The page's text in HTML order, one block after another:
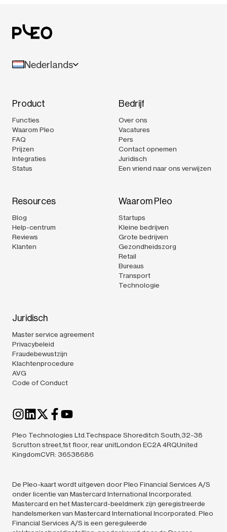
Nederlands
Product
Functies
Waarom Pleo
FAQ
Prijzen
Integraties
Status
Bedrijf
Over ons
Vacatures
Pers
Contact opnemen
Juridisch
Een vriend naar ons verwijzen
Resources
Blog
Help-centrum
Reviews
Klanten
Waarom Pleo
Startups
Kleine bedrijven
Grote bedrijven
Gezondheidszorg
Retail
Bureaus
Transport
Technologie
Juridisch
Master service agreement
Privacybeleid
Fraudebewustzijn
Klachtenprocedure
AVG
Code of Conduct
Pleo Technologies Ltd.Techspace Shoreditch South,32-38
Scrutton street,1st floor, rear unitLondon EC2A 4RQUnited
KingdomCVR: 36538686
De Pleo-kaart wordt uitgeven door Pleo Financial Services A/S
onder licentie van Mastercard International Incorporated.
Mastercard en het Mastercard-beeldmerk zijn geregistreerde
handelsmerken van Mastercard International Incorporated. Pleo
Financial Services A/S is een gereguleerde